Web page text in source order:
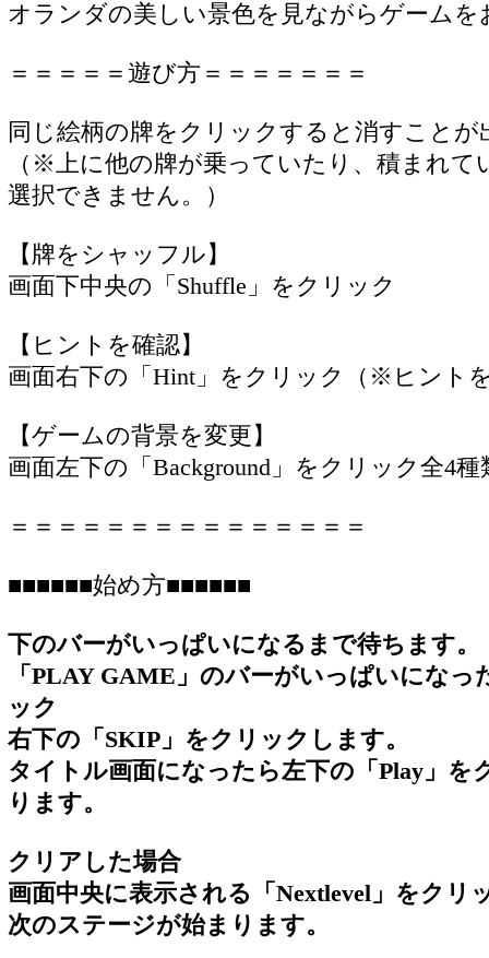
オランダの美しい景色を見ながらゲームを
＝＝＝＝＝遊び方＝＝＝＝＝＝＝
同じ絵柄の牌をクリックすると消すことが
（※上に他の牌が乗っていたり、積まれ
選択できません。）
【牌をシャッフル】
画面下中央の「Shuffle」をクリック
【ヒントを確認】
画面右下の「Hint」をクリック（※ヒント
【ゲームの背景を変更】
画面左下の「Background」をクリック全4
＝＝＝＝＝＝＝＝＝＝＝＝＝＝＝
■■■■■■始め方■■■■■■
下のバーがいっぱいになるまで待ちます。
「PLAY GAME」のバーがいっぱいにな
ック
右下の「SKIP」をクリックします。
タイトル画面になったら左下の「Play」を
ります。
クリアした場合
画面中央に表示される「Nextlevel」をクリ
次のステージが始まります。